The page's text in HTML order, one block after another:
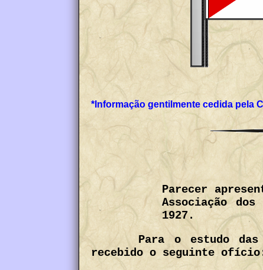
*Informação gentilmente cedida pela
Parecer
Associação
1927.
Para o estudo
recebido o seguinte